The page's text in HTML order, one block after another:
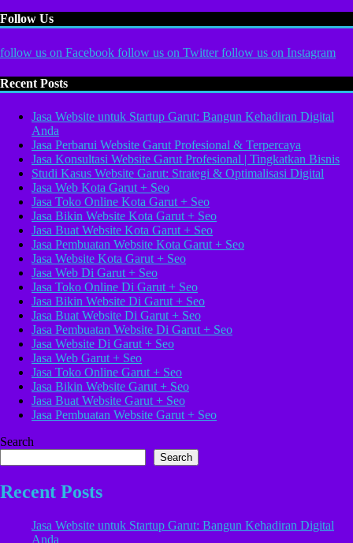
Follow Us
follow us on Facebook follow us on Twitter follow us on Instagram
Recent Posts
Jasa Website untuk Startup Garut: Bangun Kehadiran Digital
Anda
Jasa Perbarui Website Garut Profesional & Terpercaya
Jasa Konsultasi Website Garut Profesional | Tingkatkan Bisnis
Studi Kasus Website Garut: Strategi & Optimalisasi Digital
Jasa Web Kota Garut + Seo
Jasa Toko Online Kota Garut + Seo
Jasa Bikin Website Kota Garut + Seo
Jasa Buat Website Kota Garut + Seo
Jasa Pembuatan Website Kota Garut + Seo
Jasa Website Kota Garut + Seo
Jasa Web Di Garut + Seo
Jasa Toko Online Di Garut + Seo
Jasa Bikin Website Di Garut + Seo
Jasa Buat Website Di Garut + Seo
Jasa Pembuatan Website Di Garut + Seo
Jasa Website Di Garut + Seo
Jasa Web Garut + Seo
Jasa Toko Online Garut + Seo
Jasa Bikin Website Garut + Seo
Jasa Buat Website Garut + Seo
Jasa Pembuatan Website Garut + Seo
Search
Search
Recent Posts
Jasa Website untuk Startup Garut: Bangun Kehadiran Digital
Anda